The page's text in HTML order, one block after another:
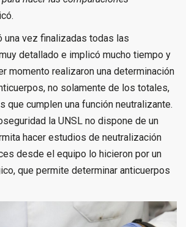
una vez finalizadas todas las
detallado e implicó mucho tiempo y
momento realizaron una determinación
no solamente de los totales,
que cumplen una función neutralizante.
la UNSL no dispone de un
hacer estudios de neutralización
desde el equipo lo hicieron por un
que permite determinar anticuerpos